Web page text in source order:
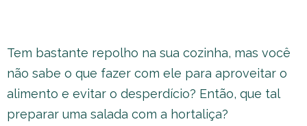
Tem bastante repolho na sua cozinha, mas você
não sabe o que fazer com ele para aproveitar o
alimento e evitar o desperdício? Então, que tal
preparar uma salada com a hortaliça?